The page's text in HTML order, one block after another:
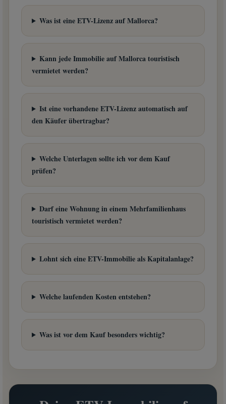
Was ist eine ETV-Lizenz auf Mallorca?
Kann jede Immobilie auf Mallorca touristisch
vermietet werden?
Ist eine vorhandene ETV-Lizenz automatisch auf
den Käufer übertragbar?
Welche Unterlagen sollte ich vor dem Kauf
prüfen?
Darf eine Wohnung in einem Mehrfamilienhaus
touristisch vermietet werden?
Lohnt sich eine ETV-Immobilie als Kapitalanlage?
Welche laufenden Kosten entstehen?
Was ist vor dem Kauf besonders wichtig?